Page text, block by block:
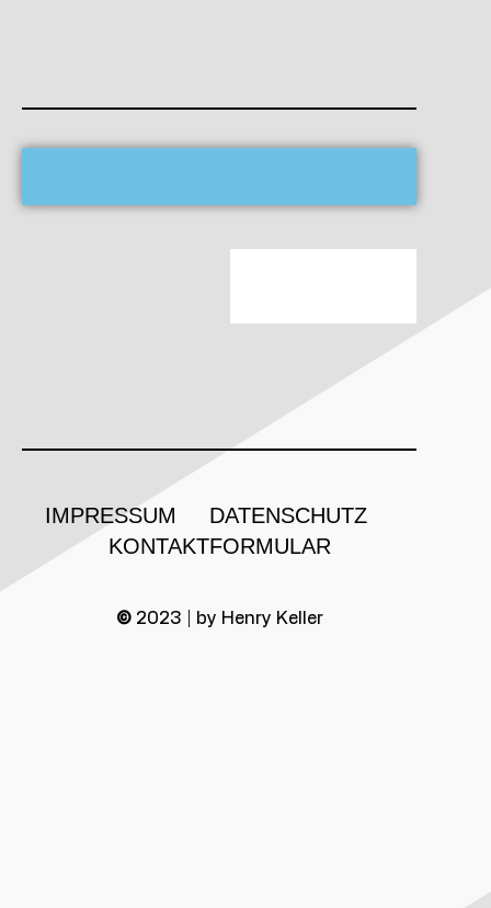
IMPRESSUM
DATENSCHUTZ
KONTAKTFORMULAR
©2023 | by Henry Keller